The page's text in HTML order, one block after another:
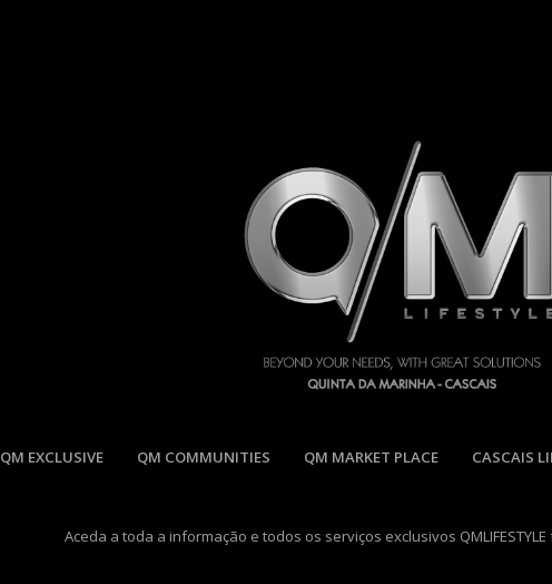
QM EXCLUSIVE QM COMMUNITIES QM MARKET PLACE CASCAIS
Aceda a toda a informação e todos os serviços exclusivos